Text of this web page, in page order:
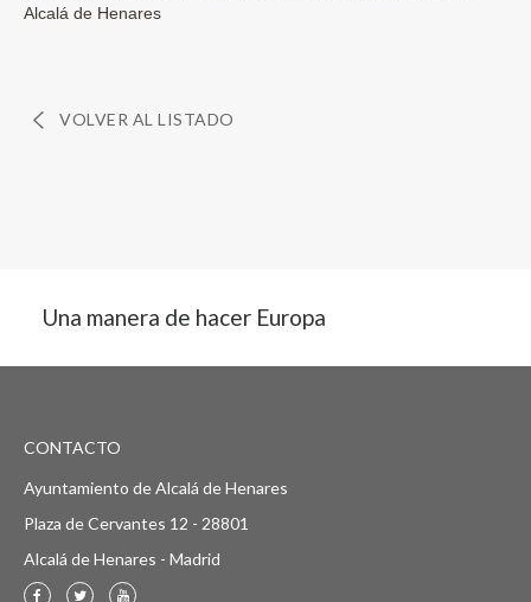
Alcalá de Henares
VOLVER AL LISTADO
Una manera de hacer Europa
CONTACTO
Ayuntamiento de Alcalá de Henares
Plaza de Cervantes 12 - 28801
Alcalá de Henares - Madrid